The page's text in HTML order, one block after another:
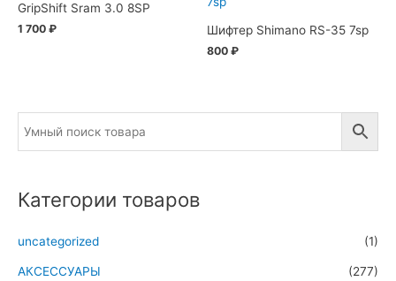
GripShift Sram 3.0 8SP
1 700 ₽ Шифтер Shimano RS-35 7sp
800 ₽
Категории товаров
uncategorized (1)
АКСЕССУАРЫ
(277)